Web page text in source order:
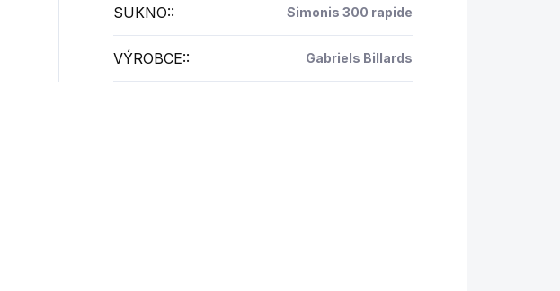
SUKNO:: Simonis 300 rapide
VÝROBCE:: Gabriels Billards